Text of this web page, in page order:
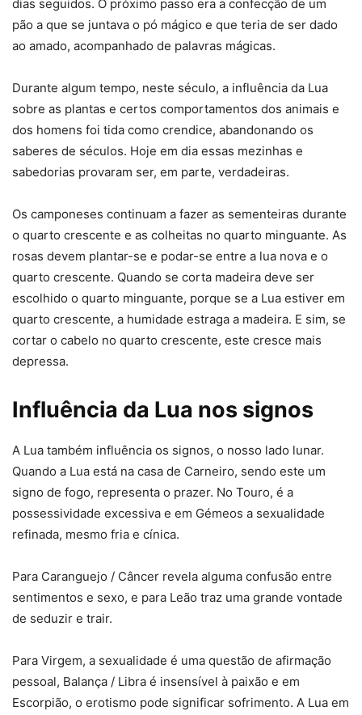
dias seguidos. O próximo passo era a confecção de um
pão a que se juntava o pó mágico e que teria de ser dado
ao amado, acompanhado de palavras mágicas.
Durante algum tempo, neste século, a influência da Lua
sobre as plantas e certos comportamentos dos animais e
dos homens foi tida como crendice, abandonando os
saberes de séculos. Hoje em dia essas mezinhas e
sabedorias provaram ser, em parte, verdadeiras.
Os camponeses continuam a fazer as sementeiras durante
o quarto crescente e as colheitas no quarto minguante. As
rosas devem plantar-se e podar-se entre a lua nova e o
quarto crescente. Quando se corta madeira deve ser
escolhido o quarto minguante, porque se a Lua estiver em
quarto crescente, a humidade estraga a madeira. E sim, se
cortar o cabelo no quarto crescente, este cresce mais
depressa.
Influência da Lua nos signos
A Lua também influência os signos, o nosso lado lunar.
Quando a Lua está na casa de Carneiro, sendo este um
signo de fogo, representa o prazer. No Touro, é a
possessividade excessiva e em Gémeos a sexualidade
refinada, mesmo fria e cínica.
Para Caranguejo / Câncer revela alguma confusão entre
sentimentos e sexo, e para Leão traz uma grande vontade
de seduzir e trair.
Para Virgem, a sexualidade é uma questão de afirmação
pessoal, Balança / Libra é insensível à paixão e em
Escorpião, o erotismo pode significar sofrimento. A Lua em